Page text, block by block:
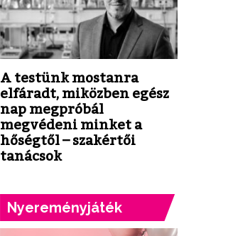
A testünk mostanra
elfáradt, miközben egész
nap megpróbál
megvédeni minket a
hőségtől – szakértői
tanácsok
Nyereményjáték